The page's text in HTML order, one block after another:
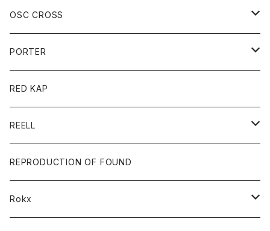
ロングスリーブＴシャツ
アウター
コート
ジャケット
アクセサリー
バッグ
キッズ
Tシャツ
帽子
グッズ
靴
バック
トップス
カットソー
ボトムス
OSC CROSS
ダウンジャケット
PORTER
カードホルダー
キーホルダー
財布
バック
RED KAP
REELL
パンツ
ショートパンツ
REPRODUCTION OF FOUND
Rokx